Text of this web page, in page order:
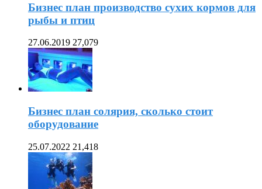
Бизнес план производство сухих кормов для
рыбы и птиц
27.06.2019 27,079
Бизнес план солярия, сколько стоит
оборудование
25.07.2022 21,418